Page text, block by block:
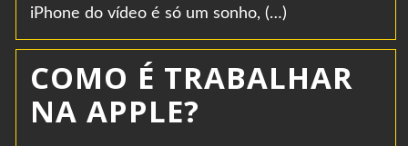
iPhone do vídeo é só um sonho, (…)
COMO É TRABALHAR
NA APPLE?